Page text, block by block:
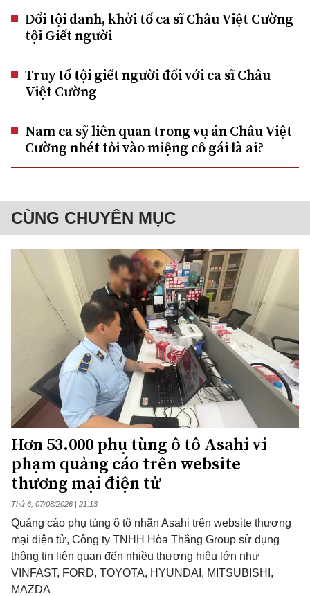
Đổi tội danh, khởi tố ca sĩ Châu Việt Cường
tội Giết người
Truy tố tội giết người đối với ca sĩ Châu
Việt Cường
Nam ca sỹ liên quan trong vụ án Châu Việt
Cường nhét tỏi vào miệng cô gái là ai?
CÙNG CHUYÊN MỤC
Hơn 53.000 phụ tùng ô tô Asahi vi
phạm quảng cáo trên website
thương mại điện tử
Thứ 6, 07/08/2026 | 21:13
Quảng cáo phụ tùng ô tô nhãn Asahi trên website thương
mại điện tử, Công ty TNHH Hòa Thắng Group sử dụng
thông tin liên quan đến nhiều thương hiệu lớn như
VINFAST, FORD, TOYOTA, HYUNDAI, MITSUBISHI,
MAZDA